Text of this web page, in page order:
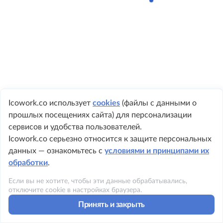
Icowork.co использует cookies (файлы с данными о
прошлых посещениях сайта) для персонализации
сервисов и удобства пользователей.
Icowork.co серьезно относится к защите персональных
данных — ознакомьтесь с условиями и принципами их
обработки.
Если вы не хотите, чтобы эти данные обрабатывались,
отключите cookie в настройках браузера.
Принять и закрыть
+ 7 495 149-8999
Политика конфиденциальности
Условия использования